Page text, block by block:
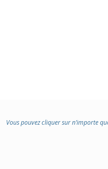
Vous pouvez cliquer sur n’importe